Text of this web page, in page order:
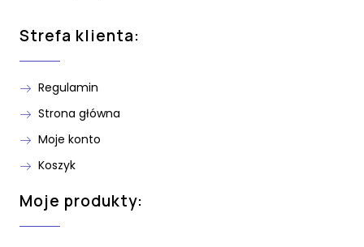
Strefa klienta:
Regulamin
Strona główna
Moje konto
Koszyk
Moje produkty: